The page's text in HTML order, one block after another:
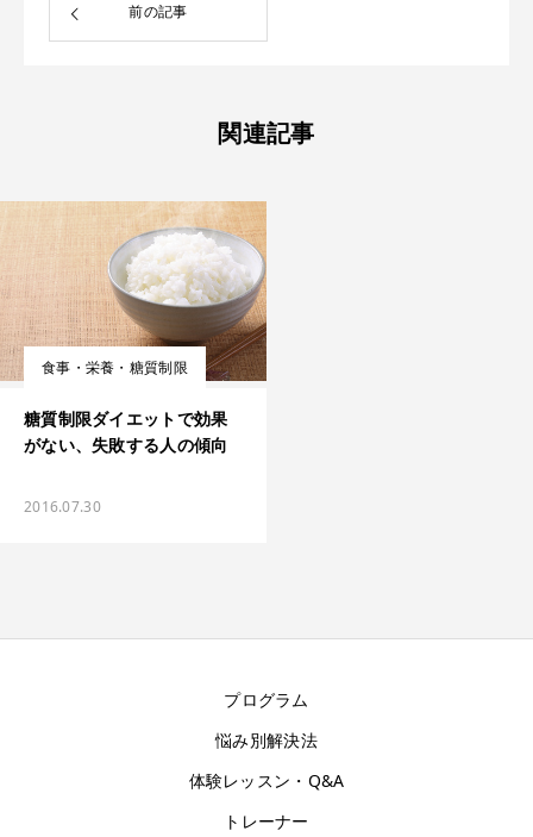
前の記事
関連記事
食事・栄養・糖質制限
糖質制限ダイエットで効果
がない、失敗する人の傾向
2016.07.30
プログラム
悩み別解決法
体験レッスン・Q&A
トレーナー